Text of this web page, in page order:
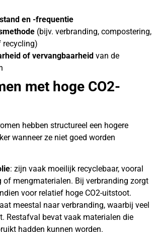
en -frequentie
(bijv. verbranding, compostering,
recycling)
of vervangbaarheid van de
met hoge CO2-
hebben structureel een hogere
wanneer ze niet goed worden
: zijn vaak moeilijk recyclebaar, vooral
of mengmaterialen. Bij verbranding zorgt
voor relatief hoge CO2-uitstoot.
meestal naar verbranding, waarbij veel
Restafval bevat vaak materialen die
hadden kunnen worden.